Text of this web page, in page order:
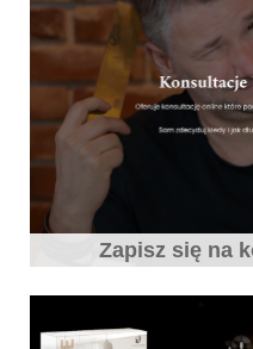
Zapisz się na